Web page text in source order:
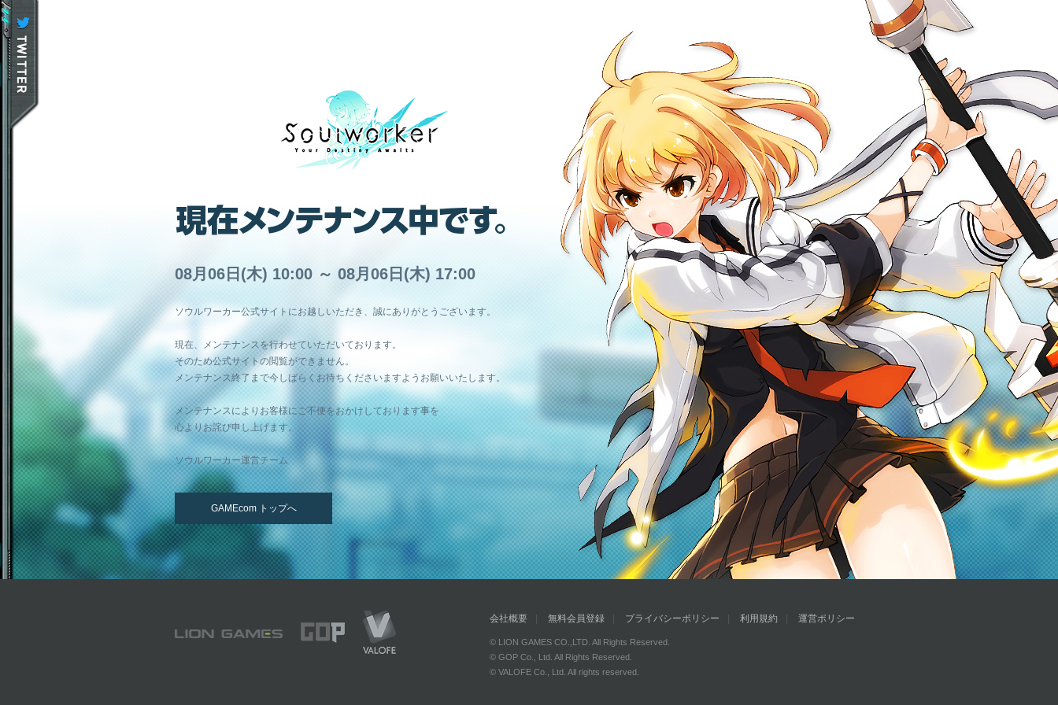
08月06日(木) 10:00 ～ 08月06日(木) 17:00
ソウルワーカー公式サイトにお越しいただき、誠にありがとうございます。
現在、メンテナンスを行わせていただいております。
そのため公式サイトの閲覧ができません。
メンテナンス終了まで今しばらくお待ちくださいますようお願いいたします。
メンテナンスによりお客様にご不便をおかけしております事を
心よりお詫び申し上げます。
ソウルワーカー運営チーム
GAMEcom トップへ
会社概要 無料会員登録 プライバシーポリシー 利用規約 運営ポリシー
© LION GAMES CO.,LTD. All Rights Reserved.
© GOP Co., Ltd. All Rights Reserved.
© VALOFE Co., Ltd. All rights reserved.